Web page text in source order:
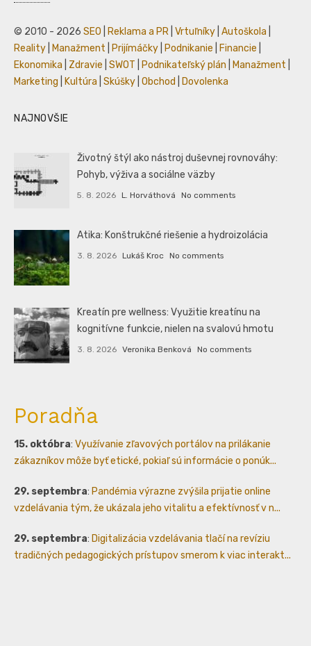
© 2010 - 2026 SEO Reklama a PR Vrtuľníky Autoškola
Reality
Manažment Prijímáčky Podnikanie Financie
Ekonomika
Zdravie SWOT Podnikateľský plán Manažment
Marketing
Kultúra Skúšky Obchod Dovolenka
NAJNOVŠIE
Životný štýl ako nástroj duševnej rovnováhy:
Pohyb, výživa a sociálne väzby
5. 8. 2026 L. Horváthová No comments
Atika: Konštrukčné riešenie a hydroizolácia
3. 8. 2026 Lukáš Kroc No comments
Kreatín pre wellness: Využitie kreatínu na
kognitívne funkcie, nielen na svalovú hmotu
3. 8. 2026 Veronika Benková No comments
Poradňa
15. októbra: Využívanie zľavových portálov na prilákanie
zákazníkov môže byť etické, pokiaľ sú informácie o ponúk...
29. septembra: Pandémia výrazne zvýšila prijatie online
vzdelávania tým, že ukázala jeho vitalitu a efektívnosť v n...
29. septembra: Digitalizácia vzdelávania tlačí na revíziu
tradičných pedagogických prístupov smerom k viac interakt...